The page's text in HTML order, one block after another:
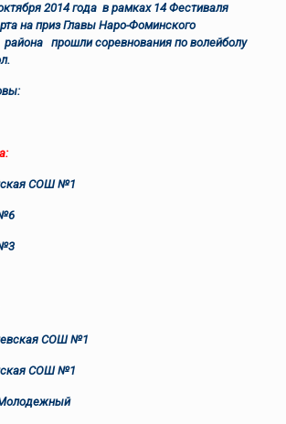
2014 года в рамках 14 Фестиваля
на приз Главы Наро-Фоминского
района прошли соревнования по волейболу
СОШ №1
СОШ №1
СОШ №1